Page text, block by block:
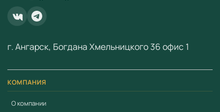
документов для госзакупок
стандарт
официальный поставщик образовательного
оборудования с 2018 года. Поставляем оборудование,
включённое в реестр промышленной продукции
КОМПАНИЯ
О компании
г. Ангарск, Богдана Хмельницкого 36 офис 1